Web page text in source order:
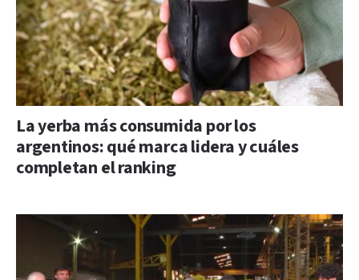
La yerba más consumida por los
argentinos: qué marca lidera y cuáles
completan el ranking